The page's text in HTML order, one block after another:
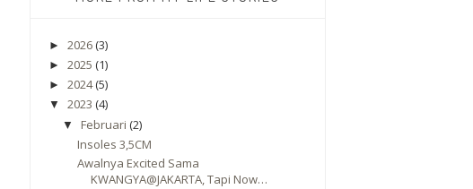
► 2026(3)
► 2025 (1)
► 2024(5)
▼ 2023 (4)
▼Februari(2)
Insoles 3,5CM
Awalnya Excited Sama
KWANGYA@JAKARTA, Tapi Now…